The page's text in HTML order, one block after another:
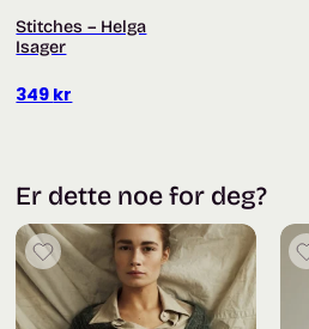
Stitches – Helga
Isager
349 kr
Er dette noe for deg?